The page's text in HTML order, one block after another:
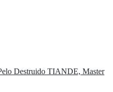
Destruido TIANDE, Master